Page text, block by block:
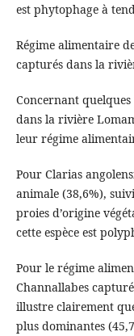
est phytophage à
Régime alimentaire
capturés dans la
Concernant
dans la rivière
leur régime
Pour Clarias
animale (38,6%),
proies d’origine
cette espèce est
Pour le régime
Channallabes
illustre clairement
plus dominantes